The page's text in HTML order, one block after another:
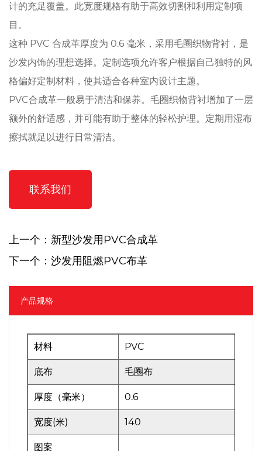
计的充足覆盖。此宽度规格有助于高效切割和利用定制项
目。
这种 PVC 合成革厚度为 0.6 毫米，采用毛圈织物背衬，是
沙发内饰的理想选择。定制选项允许客户根据自己独特的风
格偏好定制材料，使其适合各种室内设计主题。
PVC合成革一般易于清洁和保养。毛圈织物背衬增加了一层
额外的舒适感，并可能有助于整体的轻松护理。定期用湿布
擦拭就足以进行日常清洁。
联系我们
上一个：新型沙发用PVC合成革
下一个：沙发用阻燃PVC布革
产品规格
材料 PVC
底布 毛圈布
厚度（毫米） 0.6
宽度(米) 140
图案